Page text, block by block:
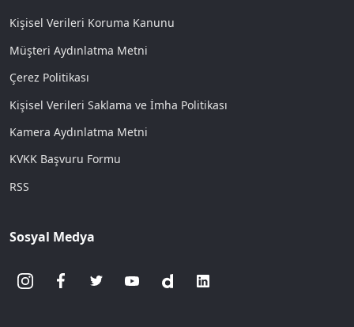
Kişisel Verileri Koruma Kanunu
Müşteri Aydınlatma Metni
Çerez Politikası
Kişisel Verileri Saklama ve İmha Politikası
Kamera Aydınlatma Metni
KVKK Başvuru Formu
RSS
Sosyal Medya